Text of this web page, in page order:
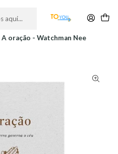
A oração - Watchman Nee